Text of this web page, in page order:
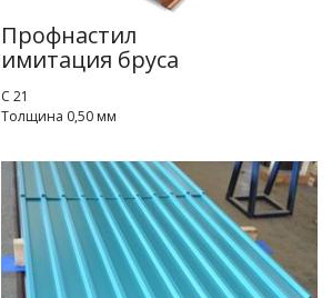
Профнастил
имитация бруса
С 21
Толщина 0,50 мм